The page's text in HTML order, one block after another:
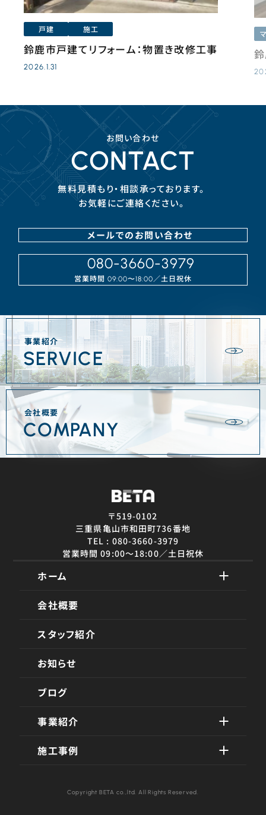
戸建 施工
鈴鹿市戸建てリフォーム：物置き改修工事
2026.1.31
お問い合わせ
CONTACT
無料見積もり・相談承っております。
お気軽にご連絡ください。
メールでのお問い合わせ
080-3660-3979
営業時間09:00〜18:00 ／⼟⽇祝休
事業紹介
SERVICE
会社概要
COMPANY
〒519-0102
三重県亀山市和田町736番地
TEL : 080-3660-3979
営業時間 09:00〜18:00／土日祝休
ホーム
会社概要
スタッフ紹介
お知らせ
ブログ
事業紹介
施工事例
Copyright BETA co.,ltd. All Rights Reserved.